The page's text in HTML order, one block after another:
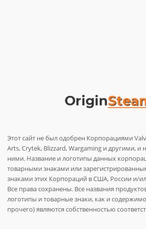
Этот сайт не был одобрен Корпорациями
Arts, Crytek, Blizzard, Wargaming и другими, и
ними. Название и логотипы данных
товарными знаками или
знаками этих Корпораций в США, России и/
Все права сохранены. Все названия
логотипы и товарные знаки, как и
прочего) являются собственностью